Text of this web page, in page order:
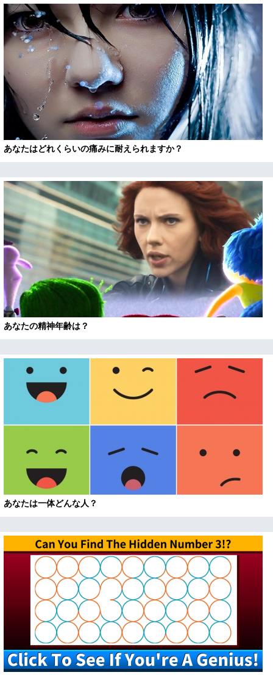
あなたはどれくらいの痛みに耐えられますか？
あなたの精神年齢は？
あなたは一体どんな人？